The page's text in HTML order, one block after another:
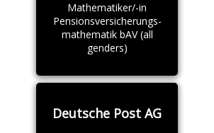
Mathematiker/-in
Pensionsversicherungs-
mathematik bAV (all
genders)
Deutsche Post AG